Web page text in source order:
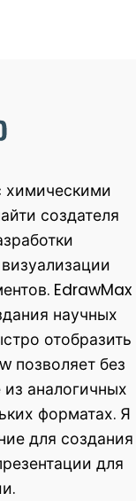
создателя
EdrawMax
научных
отобразить
позволяет без
аналогичных
форматах. Я
для создания
для